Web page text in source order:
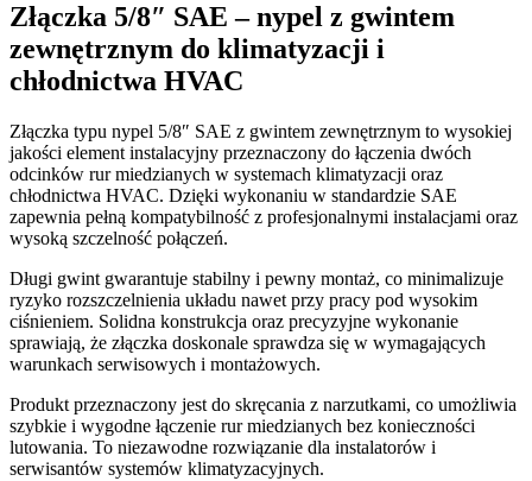
Złączka 5/8″ SAE – nypel z gwintem
zewnętrznym do klimatyzacji i
chłodnictwa HVAC
Złączka typu nypel 5/8″ SAE z gwintem zewnętrznym to wysokiej
jakości element instalacyjny przeznaczony do łączenia dwóch
odcinków rur miedzianych w systemach klimatyzacji oraz
chłodnictwa HVAC. Dzięki wykonaniu w standardzie SAE
zapewnia pełną kompatybilność z profesjonalnymi instalacjami oraz
wysoką szczelność połączeń.
Długi gwint gwarantuje stabilny i pewny montaż, co minimalizuje
ryzyko rozszczelnienia układu nawet przy pracy pod wysokim
ciśnieniem. Solidna konstrukcja oraz precyzyjne wykonanie
sprawiają, że złączka doskonale sprawdza się w wymagających
warunkach serwisowych i montażowych.
Produkt przeznaczony jest do skręcania z narzutkami, co umożliwia
szybkie i wygodne łączenie rur miedzianych bez konieczności
lutowania. To niezawodne rozwiązanie dla instalatorów i
serwisantów systemów klimatyzacyjnych.